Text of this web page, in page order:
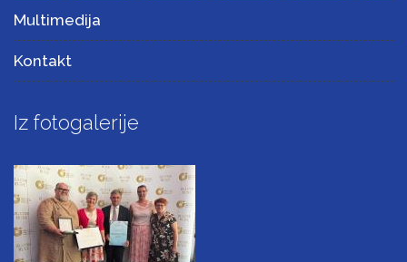
Multimedija
Kontakt
Iz fotogalerije